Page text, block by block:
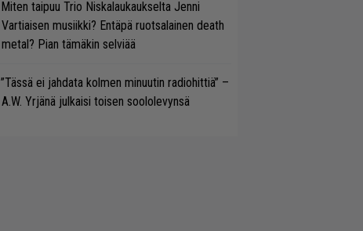
Miten taipuu Trio Niskalaukaukselta Jenni
Vartiaisen musiikki? Entäpä ruotsalainen death
metal? Pian tämäkin selviää
”Tässä ei jahdata kolmen minuutin radiohittiä” –
A.W. Yrjänä julkaisi toisen soololevynsä